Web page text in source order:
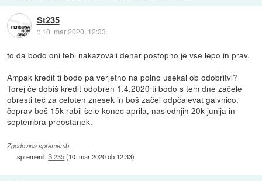
St235
:: 10. mar 2020, 12:33
to da bodo oni tebi nakazovali denar postopno je vse lepo in prav.
Ampak kredit ti bodo pa verjetno na polno usekal ob odobritvi?
Torej če dobiš kredit odobren 1.4.2020 ti bodo s tem dne začele
obresti teč za celoten znesek in boš začel odpčalevat galvnico,
čeprav boš 15k rabil šele konec aprila, naslednjih 20k junija in
septembra preostanek.
Zgodovina sprememb…
spremenil:St235(10. mar 2020 ob 12:33)